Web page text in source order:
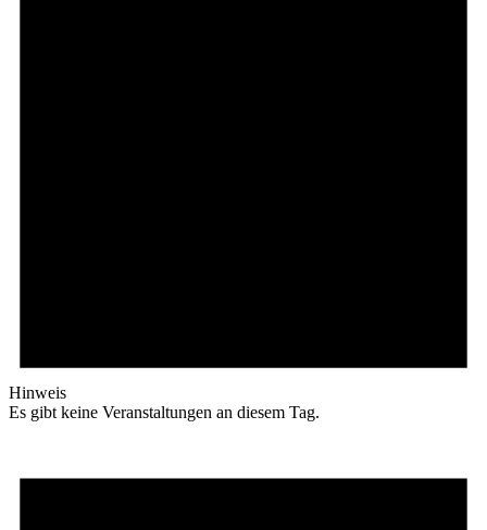
Hinweis
Es gibt keine Veranstaltungen an diesem Tag.